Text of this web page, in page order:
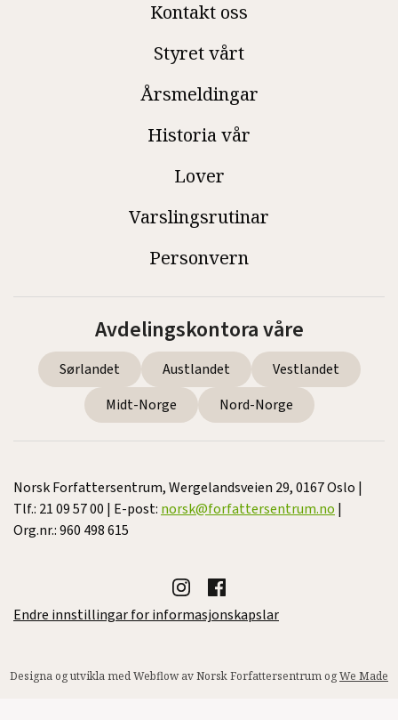
Kontakt oss
Styret vårt
Årsmeldingar
Historia vår
Lover
Varslingsrutinar
Personvern
Avdelingskontora våre
Sørlandet Austlandet
Vestlandet
Midt-Norge
Nord-Norge
Norsk Forfattersentrum, Wergelandsveien 29, 0167 Oslo |
Tlf.: 21 09 57 00 | E-post: norsk@forfattersentrum.no |
Org.nr.: 960 498 615
Endre innstillingar for informasjonskapslar
Designa og utvikla med Webflow av Norsk Forfattersentrum ogWe Made